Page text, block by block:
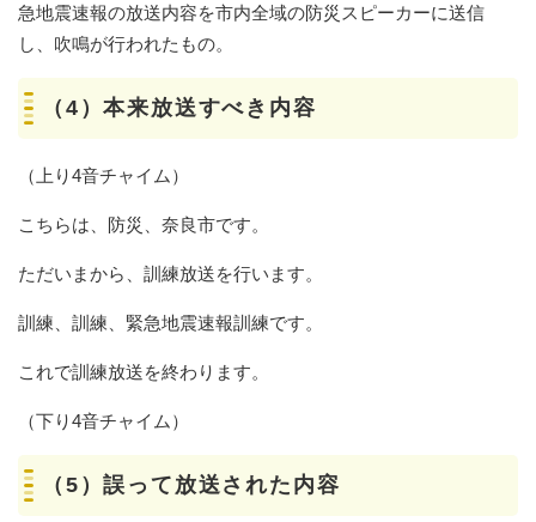
急地震速報の放送内容を市内全域の防災スピーカーに送信
し、吹鳴が行われたもの。
（4）本来放送すべき内容
（上り4音チャイム）
こちらは、防災、奈良市です。
ただいまから、訓練放送を行います。
訓練、訓練、緊急地震速報訓練です。
これで訓練放送を終わります。
（下り4音チャイム）
（5）誤って放送された内容